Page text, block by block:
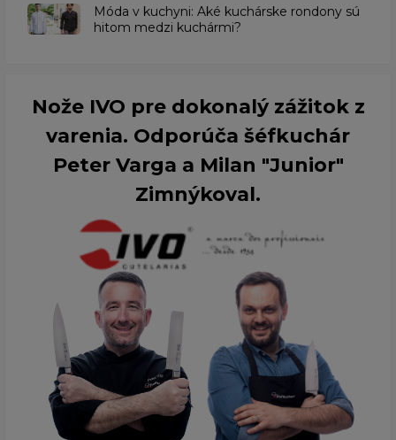
​Móda v kuchyni: Aké kuchárske rondony sú
hitom medzi kuchármi?
Nože IVO pre dokonalý zážitok z
varenia. Odporúča šéfkuchár
Peter Varga a Milan "Junior"
Zimnýkoval.